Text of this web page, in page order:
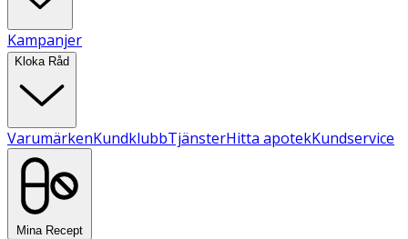
Kampanjer
Kloka Råd
VarumärkenKundklubbTjänsterHitta apotekKundservice
Mina Recept